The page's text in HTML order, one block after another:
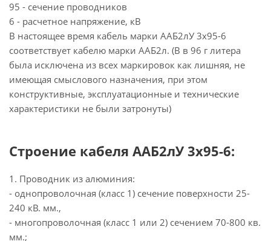
95 - сечение проводников
6 - расчетное напряжение, кВ
В настоящее время кабель марки ААБ2лУ 3х95-6
соответствует кабелю марки ААБ2л. (В в 96 г литера
была исключена из всех маркировок как лишняя, не
имеющая смыслового назначения, при этом
конструктивные, эксплуатационные и технические
характеристики не были затронуты)
Строение кабеля ААБ2лУ 3х95-6:
1. Проводник из алюминия:
- однопроволочная (класс 1) сечение поверхности 25-
240 кВ. мм.,
- многопроволочная (класс 1 или 2) сечением 70-800 кв.
мм.;